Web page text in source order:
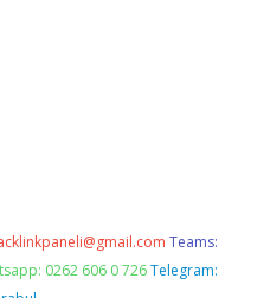
Teams:
0262 606 0 726 Telegram: